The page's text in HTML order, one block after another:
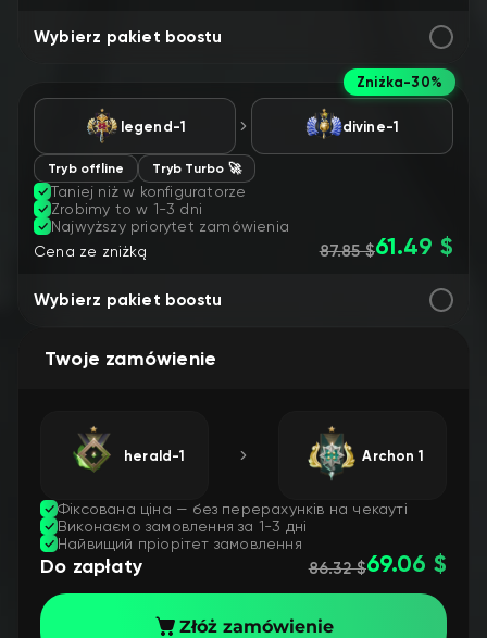
Wybierz pakiet boostu
Zniżka-30%
legend-1 divine-1
Tryb offline Tryb Turbo 🚀
Taniej niż w konfiguratorze
Zrobimy to w 1-3 dni
Najwyższy priorytet zamówienia
Cena ze zniżką
87.85 $61.49 $
Wybierz pakiet boostu
Twoje zamówienie
herald-1 Archon 1
Фіксована ціна — без перерахунків на чекауті
Виконаємо замовлення за 1-3 дні
Найвищий пріорітет замовлення
Do zapłaty 86.32 $69.06 $
Złóż zamówienie